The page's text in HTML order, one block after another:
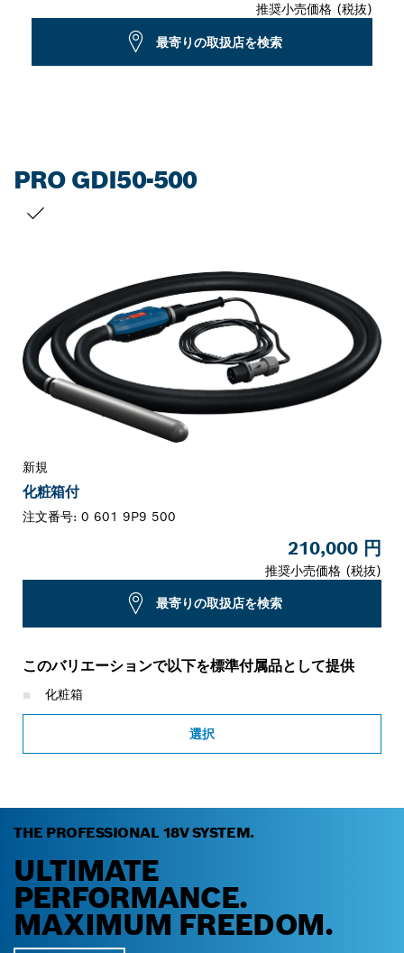
推奨小売価格 (税抜)
最寄りの取扱店を検索
PRO GDI50-500
新規
化粧箱付
注文番号: 0 601 9P9 500
210,000 円
推奨小売価格 (税抜)
最寄りの取扱店を検索
このバリエーションで以下を標準付属品として提供
化粧箱
選択
THE PROFESSIONAL 18V SYSTEM.
ULTIMATE
PERFORMANCE.
MAXIMUM FREEDOM.